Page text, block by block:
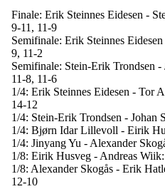
Finale: Erik Steinnes Eidesen -
9-11, 11-9
Semifinale: Erik Steinnes
9, 11-2
Semifinale: Stein-Erik Trondsen
11-8, 11-6
1/4: Erik Steinnes Eidesen - Tor
14-12
1/4: Stein-Erik Trondsen - Johan
1/4: Bjørn Idar Lillevoll - Eirik
1/4: Jinyang Yu - Alexander
1/8: Eirik Husveg - Andreas
1/8: Alexander Skogås - Erik
12-10